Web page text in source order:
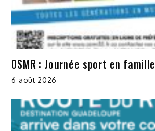
OSMR : Journée sport en famille
6 août 2026